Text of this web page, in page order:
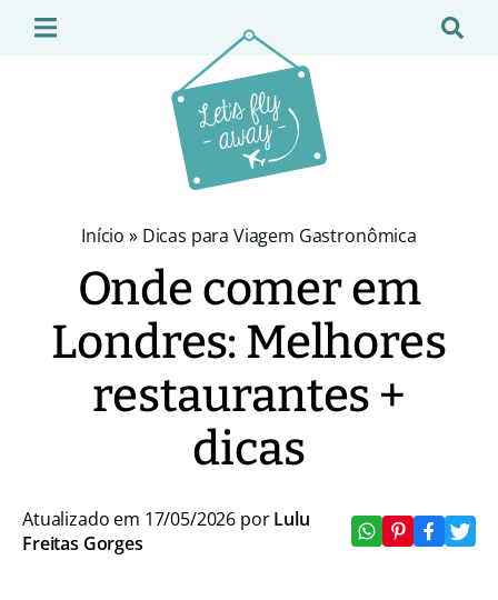
Início » Dicas para Viagem Gastronômica
Onde comer em
Londres: Melhores
restaurantes +
dicas
Atualizado em 17/05/2026 porLulu
Freitas Gorges